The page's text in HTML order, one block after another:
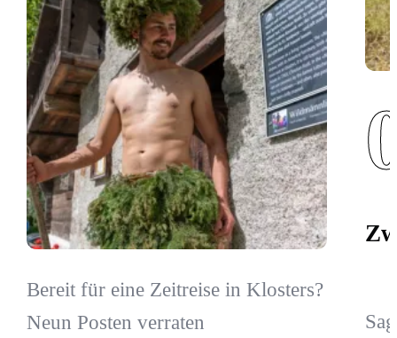
Bereit für eine Zeitreise in Klosters?
Neun Posten verraten